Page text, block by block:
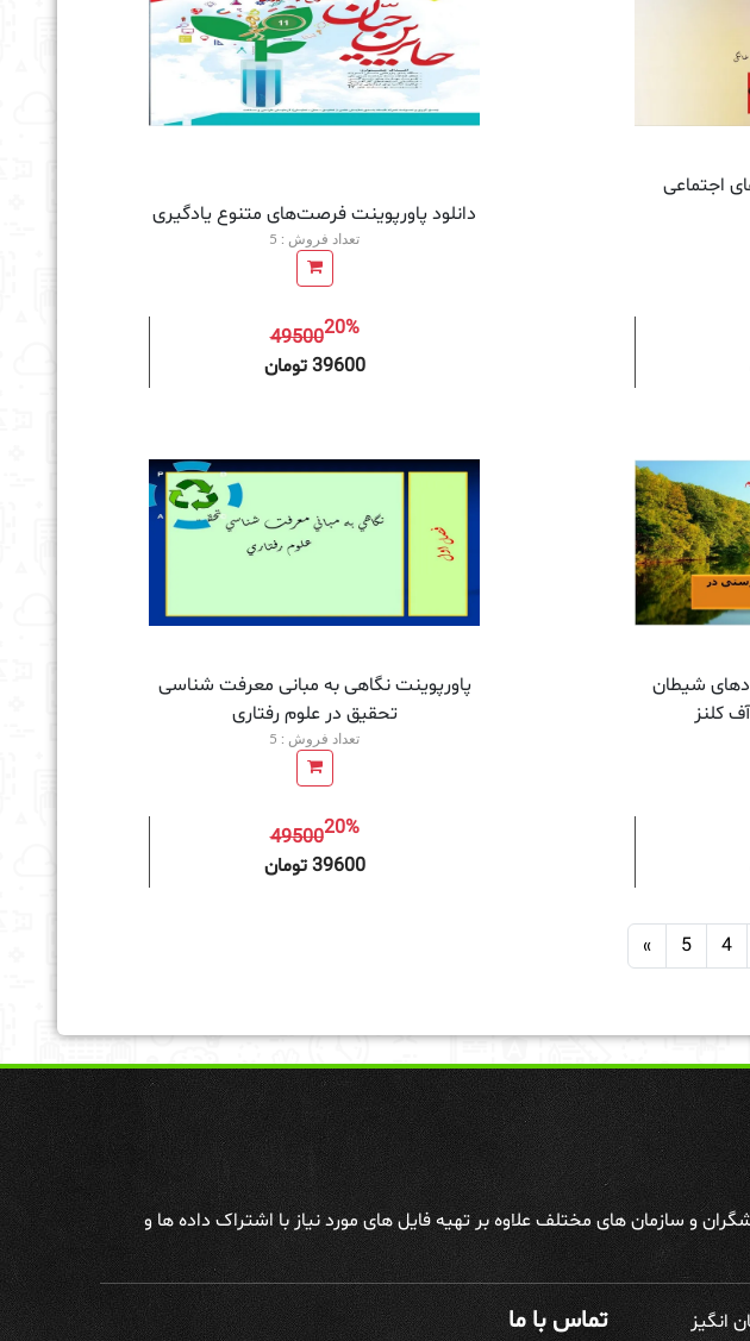
اجتماعی
دانلود پاورپوینت فرصت‌های متنوع یادگیری
تعداد فروش : 5
4950020%
39600 تومان
شیطان
کلنز
پاورپوینت نگاهی به مبانی معرفت شناسی
تحقيق در علوم رفتاری
تعداد فروش : 5
4950020%
39600 تومان
4
5
»
و سازمان های مختلف علاوه بر تهیه فایل های مورد نیاز با اشتراک داده ها و
انگیز
تماس با ما